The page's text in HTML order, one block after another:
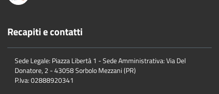
Recapiti e contatti
Sede Legale: Piazza Libertà 1 - Sede Amministrativa: Via Del
Donatore, 2 - 43058 Sorbolo Mezzani (PR)
P.Iva:02888920341